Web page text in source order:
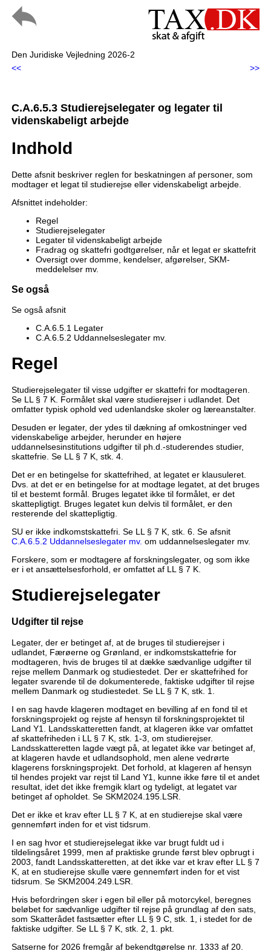
Den Juridiske Vejledning 2026-2
<<
>>
C.A.6.5.3 Studierejselegater og legater til
videnskabeligt arbejde
Indhold
Dette afsnit beskriver reglen for beskatningen af personer, som
modtager et legat til studierejse eller videnskabeligt arbejde.
Afsnittet indeholder:
Regel
Studierejselegater
Legater til videnskabeligt arbejde
Fradrag og skattefri godtgørelser, når et legat er skattefrit
Oversigt over domme, kendelser, afgørelser, SKM-
meddelelser mv.
Se også
Se også afsnit
C.A.6.5.1 Legater
C.A.6.5.2 Uddannelseslegater mv.
Regel
Studierejselegater til visse udgifter er skattefri for modtageren.
Se LL § 7 K. Formålet skal være studierejser i udlandet. Det
omfatter typisk ophold ved udenlandske skoler og læreanstalter.
Desuden er legater, der ydes til dækning af omkostninger ved
videnskabelige arbejder, herunder en højere
uddannelsesinstitutions udgifter til ph.d.-studerendes studier,
skattefrie. Se LL § 7 K, stk. 4.
Det er en betingelse for skattefrihed, at legatet er klausuleret.
Dvs. at det er en betingelse for at modtage legatet, at det bruges
til et bestemt formål. Bruges legatet ikke til formålet, er det
skattepligtigt. Bruges legatet kun delvis til formålet, er den
resterende del skattepligtig.
SU er ikke indkomstskattefri. Se LL § 7 K, stk. 6. Se afsnit
C.A.6.5.2 Uddannelseslegater mv. om uddannelseslegater mv.
Forskere, som er modtagere af forskningslegater, og som ikke
er i et ansættelsesforhold, er omfattet af LL § 7 K.
Studierejselegater
Udgifter til rejse
Legater, der er betinget af, at de bruges til studierejser i
udlandet, Færøerne og Grønland, er indkomstskattefrie for
modtageren, hvis de bruges til at dække sædvanlige udgifter til
rejse mellem Danmark og studiestedet. Der er skattefrihed for
legater svarende til de dokumenterede, faktiske udgifter til rejse
mellem Danmark og studiestedet. Se LL § 7 K, stk. 1.
I en sag havde klageren modtaget en bevilling af en fond til et
forskningsprojekt og rejste af hensyn til forskningsprojektet til
Land Y1. Landsskatteretten fandt, at klageren ikke var omfattet
af skattefriheden i LL § 7 K, stk. 1-3, om studierejser.
Landsskatteretten lagde vægt på, at legatet ikke var betinget af,
at klageren havde et udlandsophold, men alene vedrørte
klagerens forskningsprojekt. Det forhold, at klageren af hensyn
til hendes projekt var rejst til Land Y1, kunne ikke føre til et andet
resultat, idet det ikke fremgik klart og tydeligt, at legatet var
betinget af opholdet. Se SKM2024.195.LSR.
Det er ikke et krav efter LL § 7 K, at en studierejse skal være
gennemført inden for et vist tidsrum.
I en sag hvor et studierejselegat ikke var brugt fuldt ud i
tildelingsåret 1999, men af praktiske grunde først blev opbrugt i
2003, fandt Landsskatteretten, at det ikke var et krav efter LL § 7
K, at en studierejse skulle være gennemført inden for et vist
tidsrum. Se SKM2004.249.LSR.
Hvis befordringen sker i egen bil eller på motorcykel, beregnes
beløbet for sædvanlige udgifter til rejse på grundlag af den sats,
som Skatterådet fastsætter efter LL § 9 C, stk. 1, i stedet for de
faktiske udgifter. Se LL § 7 K, stk. 2, 1. pkt.
Satserne for 2026 fremgår af bekendtgørelse nr. 1333 af 20.